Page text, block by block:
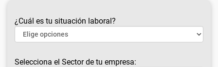
¿Cuál es tu situación laboral?
Selecciona el Sector de tu empresa: